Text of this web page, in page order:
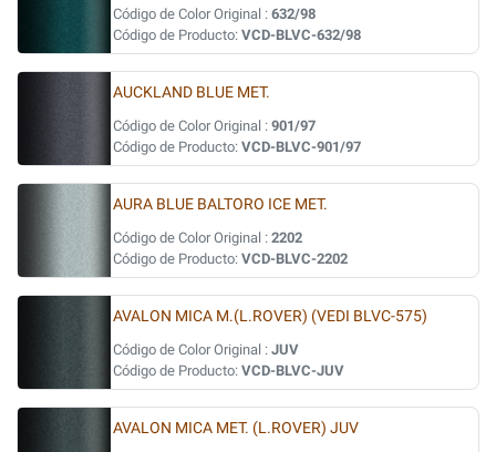
Código de Color Original : 632/98
Código de Producto: VCD-BLVC-632/98
AUCKLAND BLUE MET.
Código de Color Original : 901/97
Código de Producto: VCD-BLVC-901/97
AURA BLUE BALTORO ICE MET.
Código de Color Original : 2202
Código de Producto: VCD-BLVC-2202
AVALON MICA M.(L.ROVER) (VEDI BLVC-575)
Código de Color Original : JUV
Código de Producto: VCD-BLVC-JUV
AVALON MICA MET. (L.ROVER) JUV